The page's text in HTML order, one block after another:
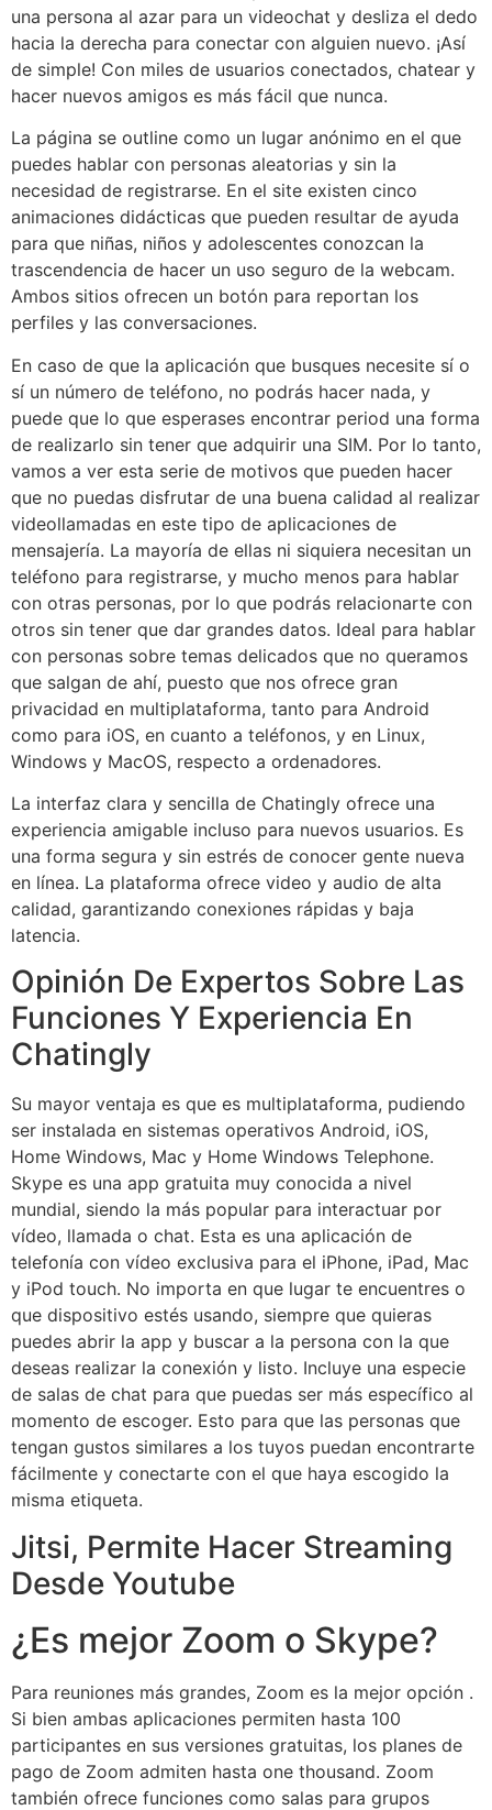
una persona al azar para un videochat y desliza el dedo
hacia la derecha para conectar con alguien nuevo. ¡Así
de simple! Con miles de usuarios conectados, chatear y
hacer nuevos amigos es más fácil que nunca.
La página se outline como un lugar anónimo en el que
puedes hablar con personas aleatorias y sin la
necesidad de registrarse. En el site existen cinco
animaciones didácticas que pueden resultar de ayuda
para que niñas, niños y adolescentes conozcan la
trascendencia de hacer un uso seguro de la webcam.
Ambos sitios ofrecen un botón para reportan los
perfiles y las conversaciones.
En caso de que la aplicación que busques necesite sí o
sí un número de teléfono, no podrás hacer nada, y
puede que lo que esperases encontrar period una forma
de realizarlo sin tener que adquirir una SIM. Por lo tanto,
vamos a ver esta serie de motivos que pueden hacer
que no puedas disfrutar de una buena calidad al realizar
videollamadas en este tipo de aplicaciones de
mensajería. La mayoría de ellas ni siquiera necesitan un
teléfono para registrarse, y mucho menos para hablar
con otras personas, por lo que podrás relacionarte con
otros sin tener que dar grandes datos. Ideal para hablar
con personas sobre temas delicados que no queramos
que salgan de ahí, puesto que nos ofrece gran
privacidad en multiplataforma, tanto para Android
como para iOS, en cuanto a teléfonos, y en Linux,
Windows y MacOS, respecto a ordenadores.
La interfaz clara y sencilla de Chatingly ofrece una
experiencia amigable incluso para nuevos usuarios. Es
una forma segura y sin estrés de conocer gente nueva
en línea. La plataforma ofrece video y audio de alta
calidad, garantizando conexiones rápidas y baja
latencia.
Opinión De Expertos Sobre Las
Funciones Y Experiencia En
Chatingly
Su mayor ventaja es que es multiplataforma, pudiendo
ser instalada en sistemas operativos Android, iOS,
Home Windows, Mac y Home Windows Telephone.
Skype es una app gratuita muy conocida a nivel
mundial, siendo la más popular para interactuar por
vídeo, llamada o chat. Esta es una aplicación de
telefonía con vídeo exclusiva para el iPhone, iPad, Mac
y iPod touch. No importa en que lugar te encuentres o
que dispositivo estés usando, siempre que quieras
puedes abrir la app y buscar a la persona con la que
deseas realizar la conexión y listo. Incluye una especie
de salas de chat para que puedas ser más específico al
momento de escoger. Esto para que las personas que
tengan gustos similares a los tuyos puedan encontrarte
fácilmente y conectarte con el que haya escogido la
misma etiqueta.
Jitsi, Permite Hacer Streaming
Desde Youtube
¿Es mejor Zoom o Skype?
Para reuniones más grandes, Zoom es la mejor opción .
Si bien ambas aplicaciones permiten hasta 100
participantes en sus versiones gratuitas, los planes de
pago de Zoom admiten hasta one thousand. Zoom
también ofrece funciones como salas para grupos